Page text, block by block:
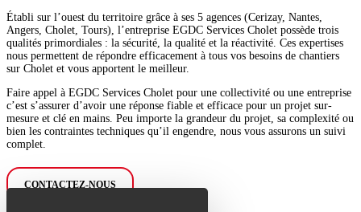
Établi sur l’ouest du territoire grâce à ses 5 agences (Cerizay, Nantes,
Angers, Cholet, Tours), l’entreprise EGDC Services Cholet possède trois
qualités primordiales : la sécurité, la qualité et la réactivité. Ces expertises
nous permettent de répondre efficacement à tous vos besoins de chantiers
sur Cholet et vous apportent le meilleur.
Faire appel à EGDC Services Cholet pour une collectivité ou une entreprise
c’est s’assurer d’avoir une réponse fiable et efficace pour un projet sur-
mesure et clé en mains. Peu importe la grandeur du projet, sa complexité ou
bien les contraintes techniques qu’il engendre, nous vous assurons un suivi
complet.
CONTACTEZ-NOUS